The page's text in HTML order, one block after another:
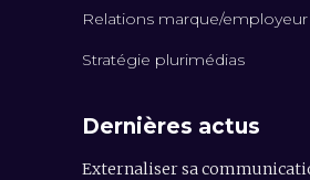
Relations marque/employeur
Stratégie plurimédias
Dernières actus
Externaliser sa